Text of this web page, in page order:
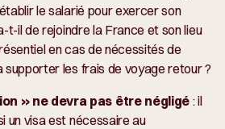
le salarié pour exercer son
il de rejoindre la France et son lieu
en cas de nécessités de
supporter les frais de voyage retour ?
» ne devra pas être négligé : il
un visa est nécessaire au